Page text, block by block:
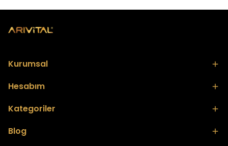
Kurumsal
Hesabım
Kategoriler
Blog